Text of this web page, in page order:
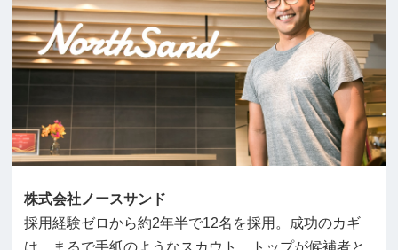
株式会社ノースサンド
採用経験ゼロから約2年半で12名を採用。成功のカギ
は、まるで手紙のようなスカウト。トップが候補者と